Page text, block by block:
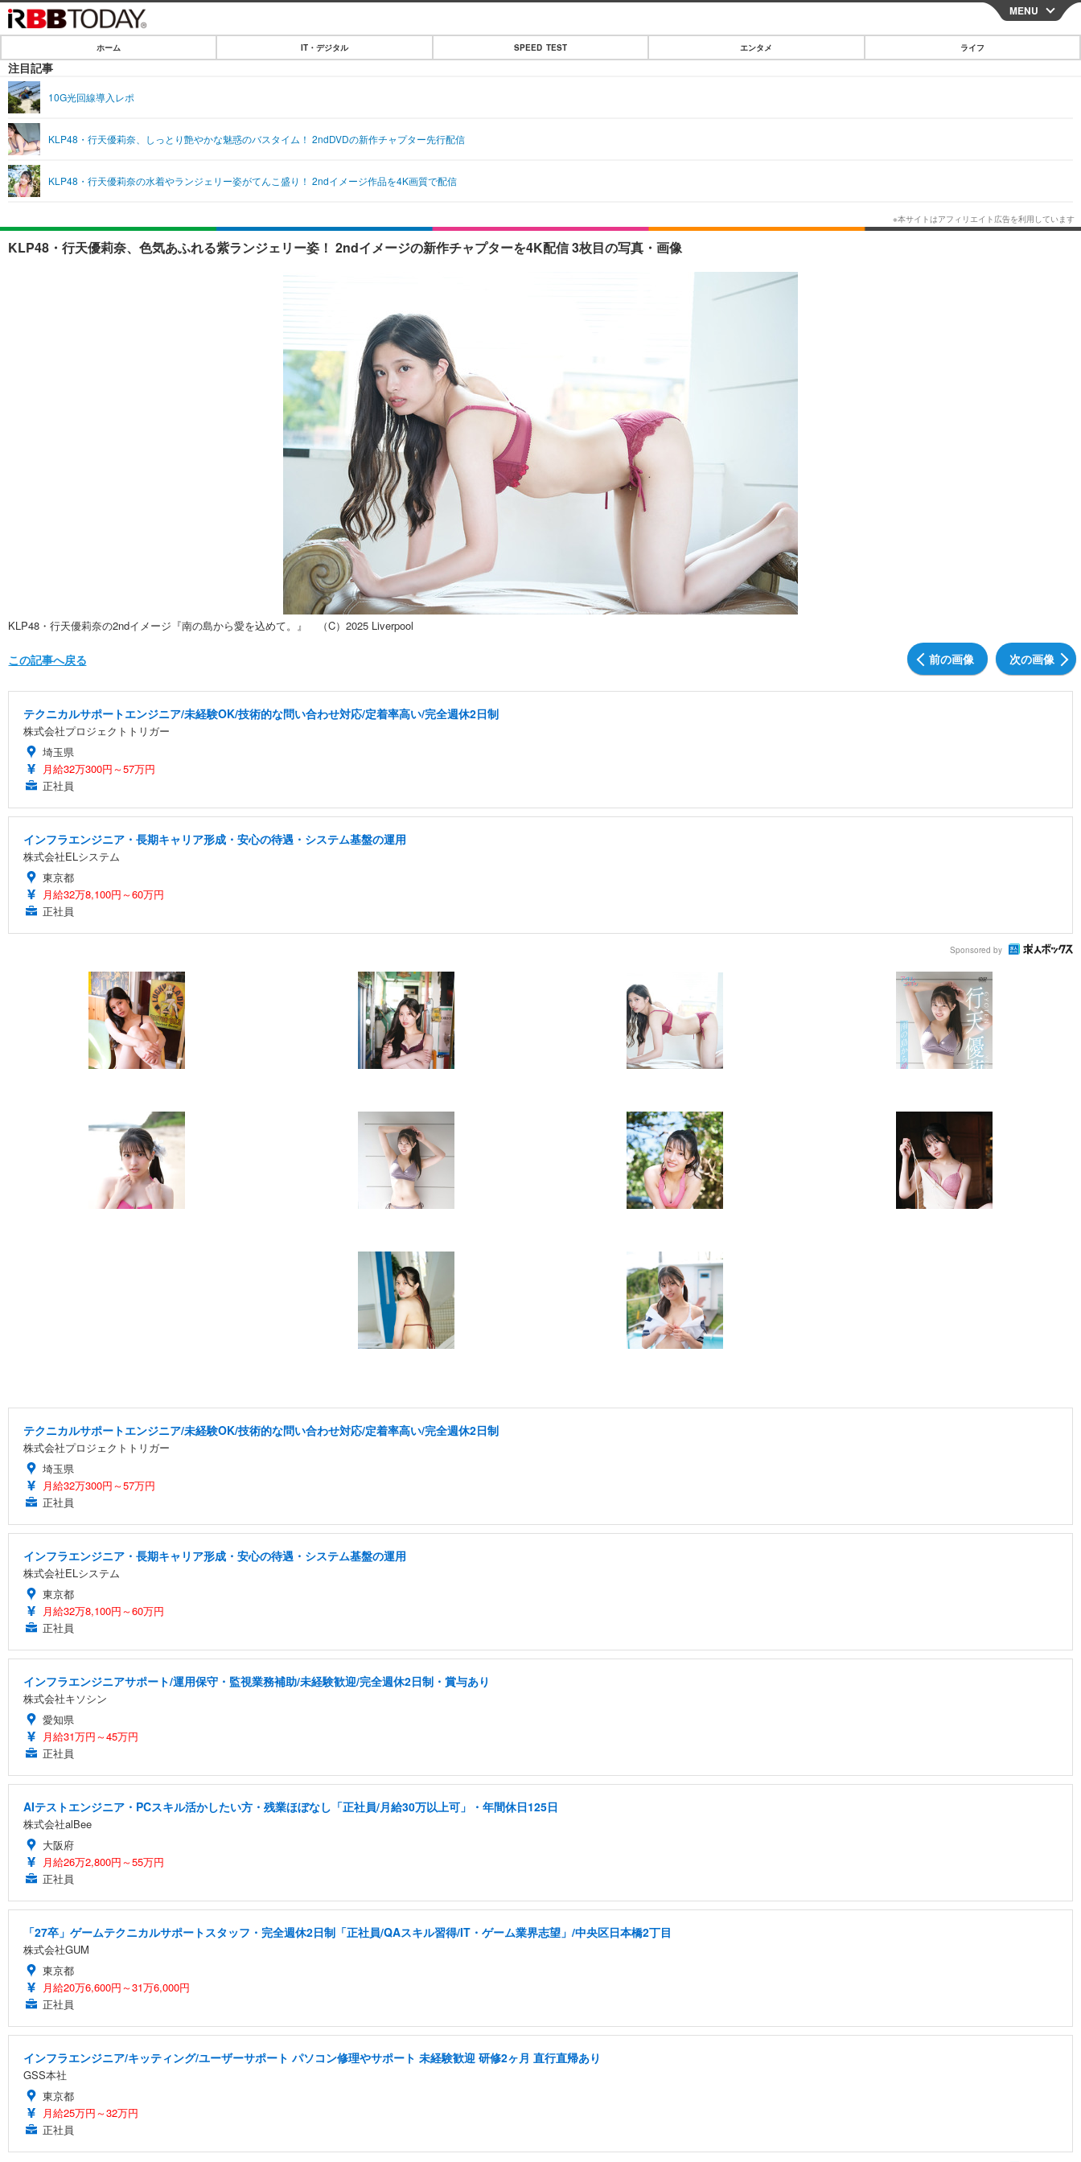
CLOSE
IT・デジタル
ショッピング
SPEED TEST
エンタメ
エンタメTOP
音楽
ショッピング
ライフ
ライフTOP グルメ
ペット
リリース一覧
MENU
ホーム IT・デジタル SPEED TEST エンタメ ライフ
注目記事
10G光回線導入レポ
KLP48・行天優莉奈、しっとり艶やかな魅惑のバスタイム！ 2ndDVDの新作チャプター先行配信
KLP48・行天優莉奈の水着やランジェリー姿がてんこ盛り！ 2ndイメージ作品を4K画質で配信
KLP48・行天優莉奈、色気あふれる紫ランジェリー姿！ 2ndイメージの新作チャプターを4K配信 3枚目の写真・画像
KLP48・行天優莉奈の2ndイメージ『南の島から愛を込めて。』 （C）2025 Liverpool
前の画像 次の画像
この記事へ戻る
テクニカルサポートエンジニア/未経験OK/技術的な問い合わせ対応/定着率高い/完全週休2日制
株式会社プロジェクトトリガー
埼玉県
月給32万300円～57万円
正社員
インフラエンジニア・長期キャリア形成・安心の待遇・システム基盤の運用
株式会社ELシステム
東京都
月給32万8,100円～60万円
正社員
Sponsored by
テクニカルサポートエンジニア/未経験OK/技術的な問い合わせ対応/定着率高い/完全週休2日制
株式会社プロジェクトトリガー
埼玉県
月給32万300円～57万円
正社員
インフラエンジニア・長期キャリア形成・安心の待遇・システム基盤の運用
株式会社ELシステム
東京都
月給32万8,100円～60万円
正社員
インフラエンジニアサポート/運用保守・監視業務補助/未経験歓迎/完全週休2日制・賞与あり
株式会社キソシン
愛知県
月給31万円～45万円
正社員
AIテストエンジニア・PCスキル活かしたい方・残業ほぼなし「正社員/月給30万以上可」・年間休日125日
株式会社alBee
大阪府
月給26万2,800円～55万円
正社員
「27卒」ゲームテクニカルサポートスタッフ・完全週休2日制「正社員/QAスキル習得/IT・ゲーム業界志望」/中央区日本橋2丁目
株式会社GUM
東京都
月給20万6,600円～31万6,000円
正社員
インフラエンジニア/キッティング/ユーザーサポート パソコン修理やサポート 未経験歓迎 研修2ヶ月 直行直帰あり
GSS本社
東京都
月給25万円～32万円
正社員